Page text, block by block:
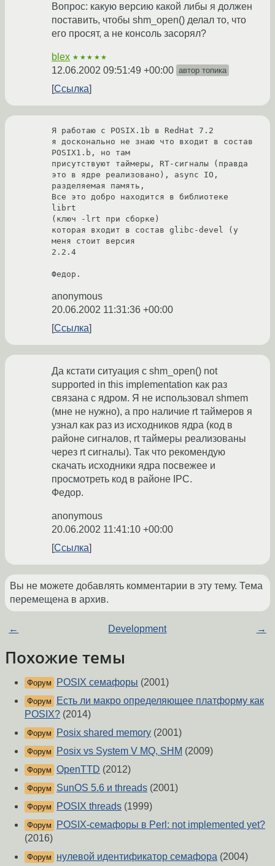
Вопрос: какую версию какой либы я должен
поставить, чтобы shm_open() делал то, что
его просят, а не консоль засорял?
blex ★★★★★
12.06.2002 09:51:49 +00:00 автор топика
Ссылка
Я работаю с POSIX.1b в RedHat 7.2
я досконально не знаю что входит в состав
POSIX1.b, но там
присутствуют таймеры, RT-сигналы (правда
это в ядре реализовано), async IO,
разделяемая память,
Все это добро находится в библиотеке
librt
(ключ -lrt при сборке)
которая входит в состав glibc-devel (у
меня стоит версия
2.2.4
anonymous
20.06.2002 11:31:36 +00:00
Ссылка
Да кстати ситуация с shm_open() not
supported in this implementation как раз
связана с ядром. Я не использовал shmem
(мне не нужно), а про наличие rt таймеров я
узнал как раз из исходников ядра (код в
районе сигналов, rt таймеры реализованы
через rt сигналы). Так что рекомендую
скачать исходники ядра посвежее и
просмотреть код в районе IPC.
Федор.
anonymous
20.06.2002 11:41:10 +00:00
Ссылка
Вы не можете добавлять комментарии в эту тему. Тема
перемещена в архив.
← Development →
Похожие темы
Форум POSIX семафоры (2001)
Форум
Есть ли макро определяющее платформу как
POSIX? (2014)
Форум Posix shared memory (2001)
Форум Posix vs System V MQ, SHM (2009)
Форум OpenTTD (2012)
Форум SunOS 5.6 и threads (2001)
Форум POSIX threads (1999)
Форум
POSIX-семафоры в Perl: not implemented yet?
(2016)
Форум нулевой идентификатор семафора (2004)